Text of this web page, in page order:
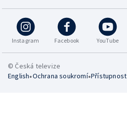
Instagram Facebook YouTube
© Česká televize
English•Ochrana soukromí•Přístupnost